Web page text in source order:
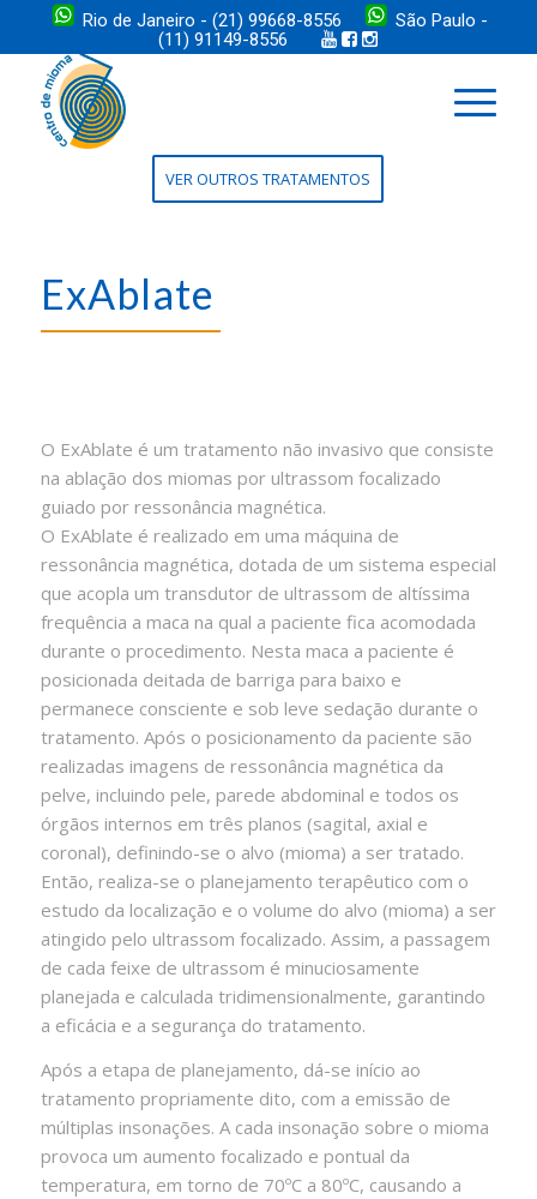
Rio de Janeiro - (21) 99668-8556
São Paulo -
(11) 91149-8556
VER OUTROS TRATAMENTOS
ExAblate
O ExAblate é um tratamento não invasivo que consiste
na ablação dos miomas por ultrassom focalizado
guiado por ressonância magnética.
O ExAblate é realizado em uma máquina de
ressonância magnética, dotada de um sistema especial
que acopla um transdutor de ultrassom de altíssima
frequência a maca na qual a paciente fica acomodada
durante o procedimento. Nesta maca a paciente é
posicionada deitada de barriga para baixo e
permanece consciente e sob leve sedação durante o
tratamento. Após o posicionamento da paciente são
realizadas imagens de ressonância magnética da
pelve, incluindo pele, parede abdominal e todos os
órgãos internos em três planos (sagital, axial e
coronal), definindo-se o alvo (mioma) a ser tratado.
Então, realiza-se o planejamento terapêutico com o
estudo da localização e o volume do alvo (mioma) a ser
atingido pelo ultrassom focalizado. Assim, a passagem
de cada feixe de ultrassom é minuciosamente
planejada e calculada tridimensionalmente, garantindo
a eficácia e a segurança do tratamento.
Após a etapa de planejamento, dá-se início ao
tratamento propriamente dito, com a emissão de
múltiplas insonações. A cada insonação sobre o mioma
provoca um aumento focalizado e pontual da
temperatura, em torno de 70ºC a 80ºC, causando a